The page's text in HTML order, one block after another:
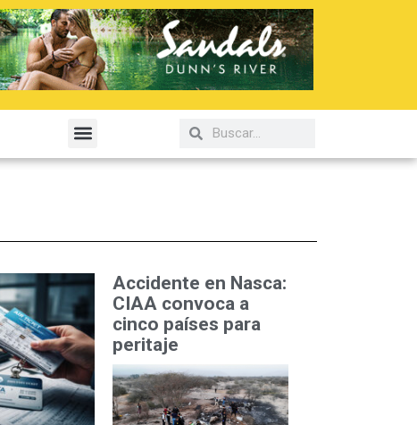
Accidente en Nasca:
CIAA convoca a
cinco países para
peritaje